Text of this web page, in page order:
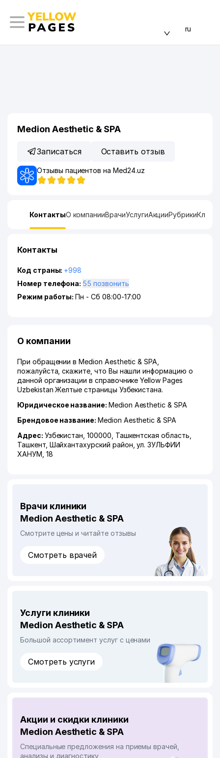
ru
Medion Aesthetic & SPA
Записаться Оставить отзыв
Отзывы пациентов на Med24.uz
КонтактыО компанииВрачиУслугиАкцииРубрики
Контакты
Код страны: +998
Номер телефона:
55 позвонить
Режим работы:Пн - Сб 08:00-17:00
О компании
При обращении в Medion Aesthetic & SPA,
пожалуйста, скажите, что Вы нашли информацию о
данной организации в справочнике Yellow Pages
Uzbekistan Желтые страницы Узбекистана.
Юридическое название: Medion Aesthetic & SPA
Брендовое название: Medion Aesthetic & SPA
Адрес: Узбекистан, 100000, Ташкентская область
Ташкент, Шайхантахурский район ,ул. ЗУЛЬФИИ
ХАНУМ , 18
Врачи клиники
Medion Aesthetic & SPA
Смотрите цены и читайте отзывы
Смотреть врачей
Услуги клиники
Medion Aesthetic & SPA
Большой ассортимент услуг с ценами
Смотреть услуги
Акции и скидки клиники
Medion Aesthetic & SPA
Специальные предложения на приемы врачей,
анализы и диагностику